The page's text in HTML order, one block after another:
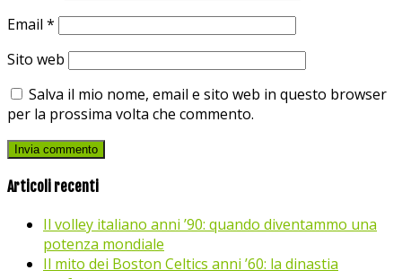
Email *
Sito web
Salva il mio nome, email e sito web in questo browser
per la prossima volta che commento.
Articoli recenti
Il volley italiano anni ’90: quando diventammo una
potenza mondiale
Il mito dei Boston Celtics anni ’60: la dinastia